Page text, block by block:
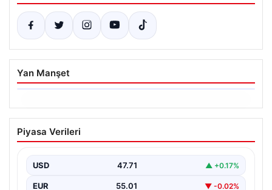
Yan Manşet
06.08.2026
Hakkında icra takibi başlatan avukatı
katletmişti. İstenen ceza belli oldu
Yönelik Silahlı Saldırının Yargı Süreci Açıklandı",
"content":…
Piyasa Verileri
USD 47.71 ▲ +0.17%
EUR 55.01 ▼ -0.02%